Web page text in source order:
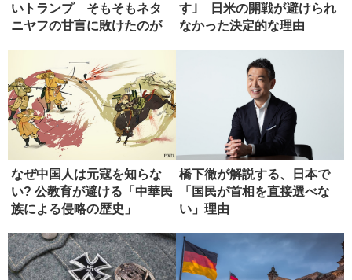
いトランプ そもそもネタ
ニヤフの甘言に敗けたのが
す｣ 日米の開戦が避けられ
なかった決定的な理由
なぜ中国人は元寇を知らな
い? 公教育が避ける「中華民
族による侵略の歴史」
橋下徹が解説する、日本で
「国民が首相を直接選べな
い」理由